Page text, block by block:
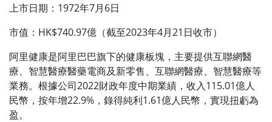
上市日期：1972年7月6日
市值：HK$740.97億（截至2023年4月21日收市）
阿里健康是阿里巴巴旗下的健康板塊，主要提供互聯網醫
療、智慧醫療醫藥電商及新零售、互聯網醫療、智慧醫療等
業務。根據公司2022財政年度中期業績，收入115.01億人
民幣，按年增22.9%，錄得純利1.61億人民幣，實現扭虧為
盈。